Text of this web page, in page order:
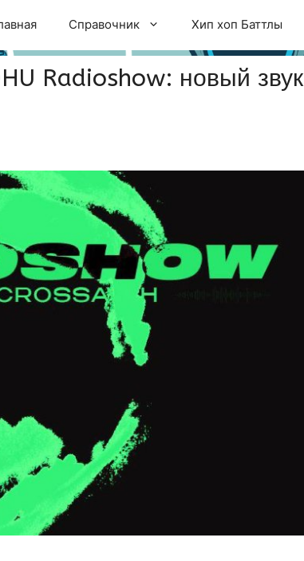
Справочник Хип хоп Баттлы
Radioshow: новый звук